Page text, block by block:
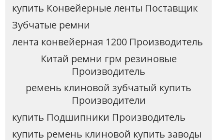
купить Конвейерные ленты Поставщик
Зубчатые ремни
лента конвейерная 1200 Производитель
Китай ремни грм резиновые
Производитель
ремень клиновой зубчатый купить
Производители
купить Подшипники Производитель
купить ремень клиновой купить заводы